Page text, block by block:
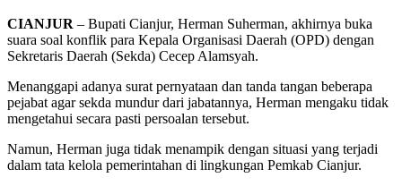
CIANJUR – Bupati Cianjur, Herman Suherman, akhirnya buka
suara soal konflik para Kepala Organisasi Daerah (OPD) dengan
Sekretaris Daerah (Sekda) Cecep Alamsyah.
Menanggapi adanya surat pernyataan dan tanda tangan beberapa
pejabat agar sekda mundur dari jabatannya, Herman mengaku tidak
mengetahui secara pasti persoalan tersebut.
Namun, Herman juga tidak menampik dengan situasi yang terjadi
dalam tata kelola pemerintahan di lingkungan Pemkab Cianjur.